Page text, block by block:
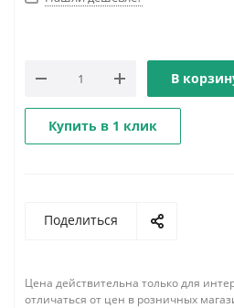
В
Купить в 1 клик
Поделиться
Цена действительна только для
отличаться от цен в розничных